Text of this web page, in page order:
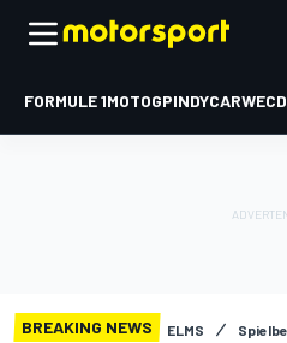
FORMULE 1MOTOGPINDYCARWEC
BREAKING NEWS ELMS